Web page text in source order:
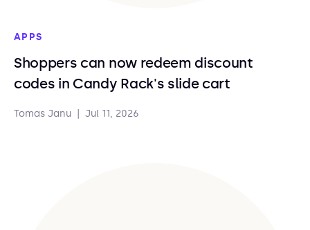
APPS
Shoppers can now redeem discount
codes in Candy Rack's slide cart
Tomas Janu Jul 11, 2026